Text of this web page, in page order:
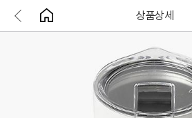
상품상세